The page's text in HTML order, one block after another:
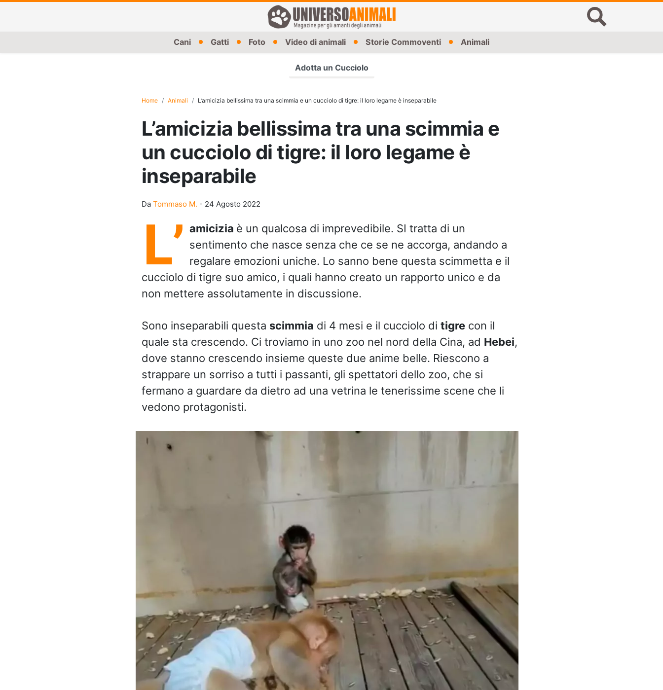
Cani Gatti Foto Video di animali Storie Commoventi Animali
Adotta un Cucciolo
Home Animali L’amicizia bellissima tra una scimmia e un cucciolo di tigre: il loro legame è inseparabile
L’amicizia bellissima tra una scimmia e
un cucciolo di tigre: il loro legame è
inseparabile
Da Tommaso M. - 24 Agosto 2022
L’ amicizia è un qualcosa di imprevedibile. SI tratta di un
sentimento che nasce senza che ce se ne accorga, andando a
regalare emozioni uniche. Lo sanno bene questa scimmetta e il
cucciolo di tigre suo amico, i quali hanno creato un rapporto unico e da
non mettere assolutamente in discussione.
Sono inseparabili questa scimmia di 4 mesi e il cucciolo di tigrecon il
quale sta crescendo. Ci troviamo in uno zoo nel nord della Cina, ad Hebei,
dove stanno crescendo insieme queste due anime belle. Riescono a
strappare un sorriso a tutti i passanti, gli spettatori dello zoo, che si
fermano a guardare da dietro ad una vetrina le tenerissime scene che li
vedono protagonisti.